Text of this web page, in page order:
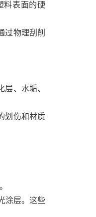
料表面的硬
过物理刮削
、水垢、
划伤和材质
涂层。这些